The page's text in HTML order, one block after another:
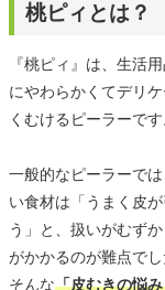
桃ピィとは？
『桃ピィ』は、生活
にやわらかくてデリ
くむけるピーラーです
一般的なピーラーで
い食材は「うまく皮
う」と、扱いがむず
がかかるのが難点でし
そんな「皮むきの悩